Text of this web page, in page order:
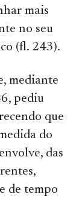
mais
no seu
(fl. 243).
mediante
pediu
que
do
das
de tempo